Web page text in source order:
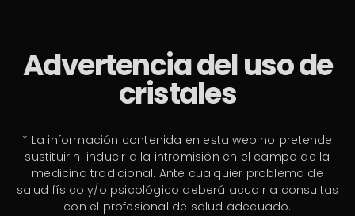
Advertencia del uso de
cristales
* La información contenida en esta web no pretende
sustituir ni inducir a la intromisión en el campo de la
medicina tradicional. Ante cualquier problema de
salud físico y/o psicológico deberá acudir a consultas
con el profesional de salud adecuado.